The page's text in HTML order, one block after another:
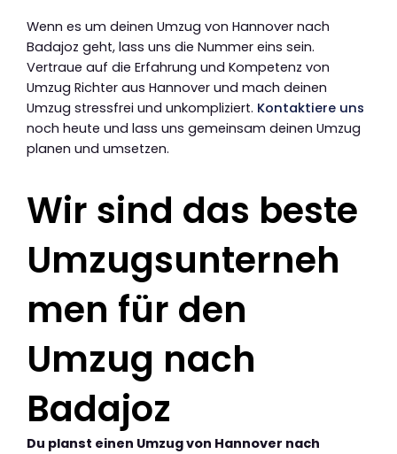
Wenn es um deinen Umzug von Hannover nach
Badajoz geht, lass uns die Nummer eins sein.
Vertraue auf die Erfahrung und Kompetenz von
Umzug Richter aus Hannover und mach deinen
Umzug stressfrei und unkompliziert. Kontaktiere uns
noch heute und lass uns gemeinsam deinen Umzug
planen und umsetzen.
Wir sind das beste
Umzugsunterneh
men für den
Umzug nach
Badajoz
Du planst einen Umzug von Hannover nach